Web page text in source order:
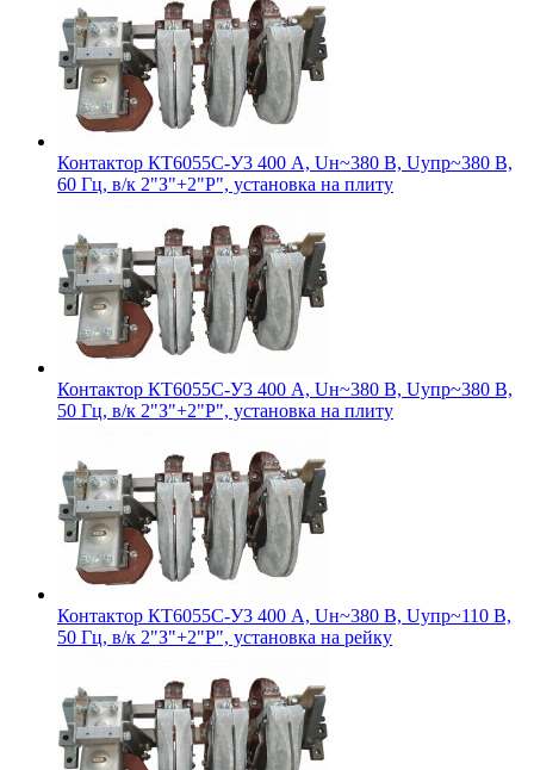
Контактор КТ6055С-У3 400 А, Uн~380 В, Uупр~380 В,
60 Гц, в/к 2"З"+2"Р", установка на плиту
Контактор КТ6055С-У3 400 А, Uн~380 В, Uупр~380 В,
50 Гц, в/к 2"З"+2"Р", установка на плиту
Контактор КТ6055С-У3 400 А, Uн~380 В, Uупр~110 В,
50 Гц, в/к 2"З"+2"Р", установка на рейку